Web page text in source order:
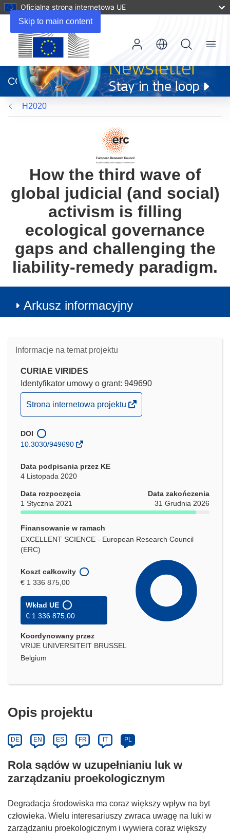
Skip to main content
Oficjalna strona internetowa UE
otworzy
się
w
nowym
oknie)
CORDIS
Menu
H2020
How the third wave of
global judicial (and social)
activism is filling
ecological governance
gaps and challenging the
liability-remedy paradigm.
Arkusz informacyjny
Informacje na temat projektu
CURIAE VIRIDES
Identyfikator umowy o grant: 949690
(odnośnik
otworzy
w
oknie)
Strona internetowa projektu
DOI
10.3030/949690
Data podpisania przez KE
4 Listopada 2020
Data rozpoczęcia
1 Stycznia 2021
Data zakończenia
31 Grudnia 2026
Finansowanie w ramach
EXCELLENT SCIENCE - European Research Council
(ERC)
Koszt całkowity
€ 1 336 875,00
Wkład UE
€ 1 336 875,00
Koordynowany przez
VRIJE UNIVERSITEIT BRUSSEL
Belgium
Opis projektu
DE EN ES FR IT PL
Rola sądów w uzupełnianiu luk w
zarządzaniu proekologicznym
Degradacja środowiska ma coraz większy wpływ na byt
człowieka. Wielu interesariuszy zwraca uwagę na luki w
zarządzaniu proekologicznym i wywiera coraz większy